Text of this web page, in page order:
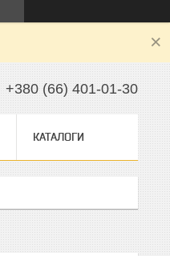
+380 (66) 401-01-30
КАТАЛОГИ